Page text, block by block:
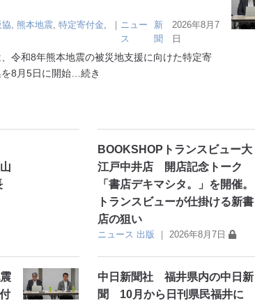
協 熊本地震 特定寄付金 ｜ ニュー
ス
新
聞
2026年8月7
日
令和8年熊本地震の被災地支援に向けた特定寄
8月5日に開始 …続き
BOOKSHOPトランスビュー大
江戸中井店 開店記念トーク
「書店デキマシタ。」を開催。
トランスビューが仕掛ける新書
店の狙い
ニュース 出版 ｜ 2026年8月7日
中日新聞社 福井県内の中日新
聞 10月から日刊県民福井に